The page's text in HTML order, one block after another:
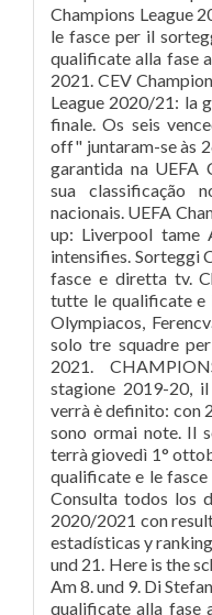
Champions League
le fasce per il
qualificate alla fase
2021. CEV
League 2020/21: la
finale. Os seis
off" juntaram-se às
garantida na UEFA
sua classificação
nacionais. UEFA
up: Liverpool tame
intensifies. Sorteggi
fasce e diretta tv.
tutte le qualificate e
Olympiacos,
solo tre squadre
2021.
stagione 2019-20,
verrà è definito: con
sono ormai note. Il
terrà giovedì 1°
qualificate e le
Consulta todos los
2020/2021 con
estadísticas y
und 21. Here is the
Am 8. und 9. Di
qualificate alla fase